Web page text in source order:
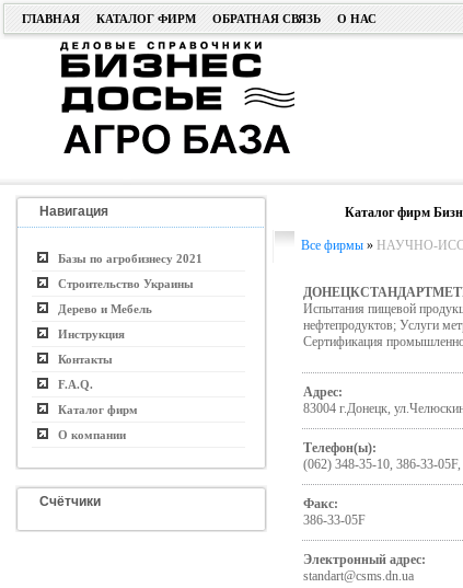
ГЛАВНАЯ КАТАЛОГ ФИРМ ОБРАТНАЯ СВЯЗЬ О НАС
Навигация
Базы по агробизнесу 2021
Строительство Украины
Дерево и Мебель
Инструкция
Контакты
F.A.Q.
Каталог фирм
О компании
Счётчики
Каталог фирм
Все фирмы» НАУЧНО-
Испытания пищевой
нефтепродуктов; Услуги
Сертификация
Адрес:
83004 г.Донецк,
Телефон(ы):
(062) 348-35-10, 386-33-
Факс:
386-33-05F
Электронный адрес:
standart@csms.dn.ua